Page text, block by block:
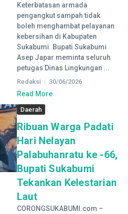
Keterbatasan armada
pengangkut sampah tidak
boleh menghambat pelayanan
kebersihan di Kabupaten
Sukabumi. Bupati Sukabumi
Asep Japar meminta seluruh
petugas Dinas Lingkungan ...
Redaksi 30/06/2026
Read More
Daerah
Ribuan Warga Padati
Hari Nelayan
Palabuhanratu ke -66,
Bupati Sukabumi
Tekankan Kelestarian
Laut
CORONGSUKABUMI.com –